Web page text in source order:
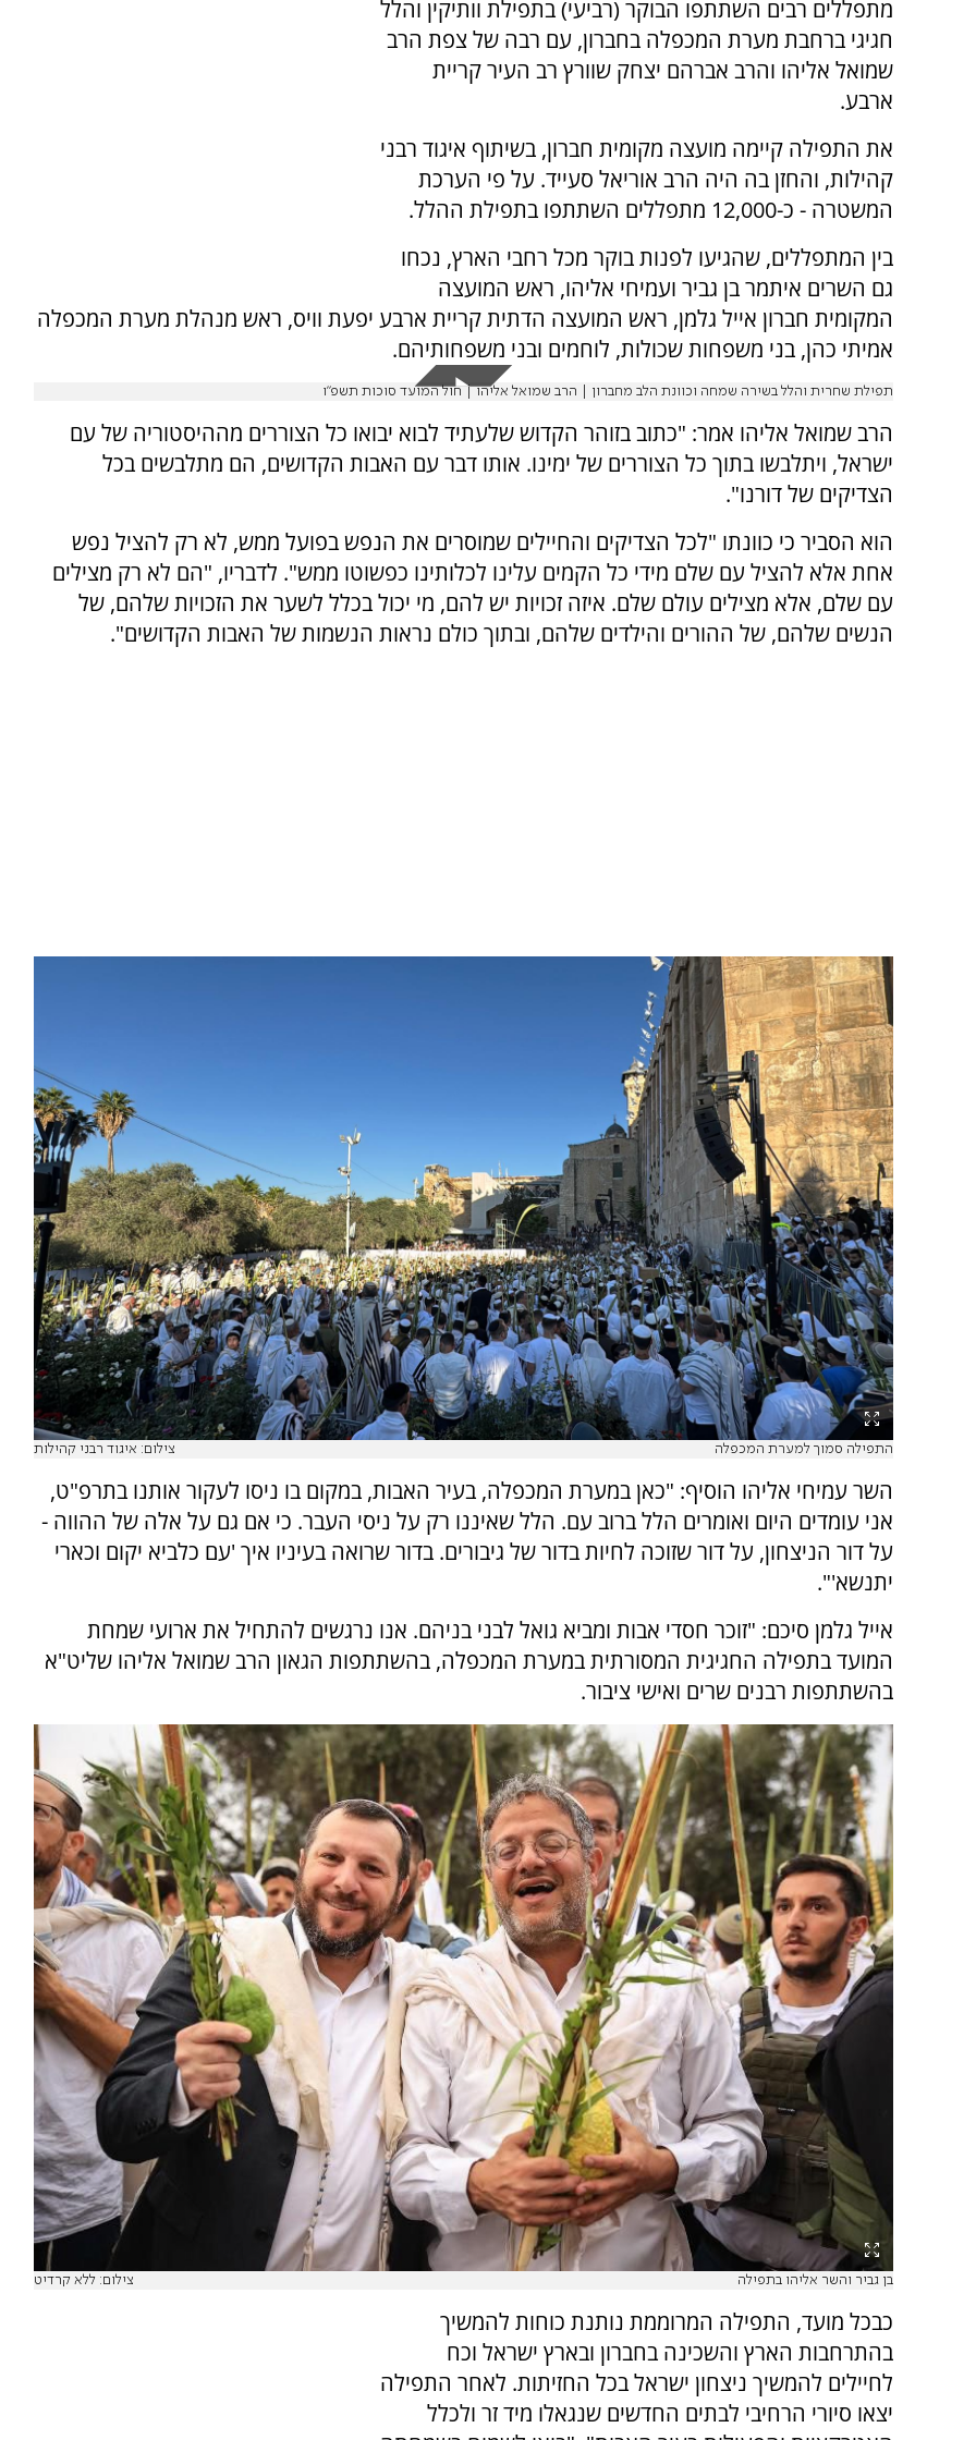
מתפללים רבים השתתפו הבוקר (רביעי) בתפילת וותיקין והלל
חגיגי ברחבת מערת המכפלה בחברון, עם רבה של צפת הרב
שמואל אליהו והרב אברהם יצחק שוורץ רב העיר קריית
ארבע.
את התפילה קיימה מועצה מקומית חברון, בשיתוף איגוד רבני
קהילות, והחזן בה היה הרב אוריאל סעייד. על פי הערכת
המשטרה - כ-12,000 מתפללים השתתפו בתפילת ההלל.
בין המתפללים, שהגיעו לפנות בוקר מכל רחבי הארץ, נכחו
גם השרים איתמר בן גביר ועמיחי אליהו, ראש המועצה
המקומית חברון אייל גלמן, ראש המועצה הדתית קריית ארבע יפעת וויס, ראש מנהלת מערת המכפלה
אמיתי כהן, בני משפחות שכולות, לוחמים ובני משפחותיהם.
תפילת שחרית והלל בשירה שמחה וכוונת הלב מחברון | הרב שמואל אליהו | חול המועד סוכות תשפ"ו
הרב שמואל אליהו אמר: "כתוב בזוהר הקדוש שלעתיד לבוא יבואו כל הצוררים מההיסטוריה של עם
ישראל, ויתלבשו בתוך כל הצוררים של ימינו. אותו דבר עם האבות הקדושים, הם מתלבשים בכל
הצדיקים של דורנו".
הוא הסביר כי כוונתו "לכל הצדיקים והחיילים שמוסרים את הנפש בפועל ממש, לא רק להציל נפש
אחת אלא להציל עם שלם מידי כל הקמים עלינו לכלותינו כפשוטו ממש". לדבריו, "הם לא רק מצילים
עם שלם, אלא מצילים עולם שלם. איזה זכויות יש להם, מי יכול בכלל לשער את הזכויות שלהם, של
הנשים שלהם, של ההורים והילדים שלהם, ובתוך כולם נראות הנשמות של האבות הקדושים".
התפילה סמוך למערת המכפלה צילום: איגוד רבני קהילות
השר עמיחי אליהו הוסיף: "כאן במערת המכפלה, בעיר האבות, במקום בו ניסו לעקור אותנו בתרפ"ט,
אני עומדים היום ואומרים הלל ברוב עם. הלל שאיננו רק על ניסי העבר. כי אם גם על אלה של ההווה -
על דור הניצחון, על דור שזוכה לחיות בדור של גיבורים. בדור שרואה בעיניו איך 'עם כלביא יקום וכארי
יתנשא'".
אייל גלמן סיכם: "זוכר חסדי אבות ומביא גואל לבני בניהם. אנו נרגשים להתחיל את ארועי שמחת
המועד בתפילה החגיגית המסורתית במערת המכפלה, בהשתתפות הגאון הרב שמואל אליהו שליט"א
בהשתתפות רבנים שרים ואישי ציבור.
בן גביר והשר אליהו בתפילה צילום: ללא קרדיט
כבכל מועד, התפילה המרוממת נותנת כוחות להמשיך
בהתרחבות הארץ והשכינה בחברון ובארץ ישראל וכח
לחיילים להמשיך ניצחון ישראל בכל החזיתות. לאחר התפילה
יצאו סיורי הרחיבי לבתים החדשים שנגאלו מיד זר ולכלל